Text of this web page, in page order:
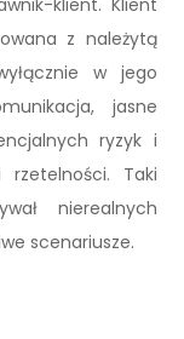
klient. Klient
z należytą
w jego
jasne
ryzyk i
Taki
nierealnych
scenariusze.